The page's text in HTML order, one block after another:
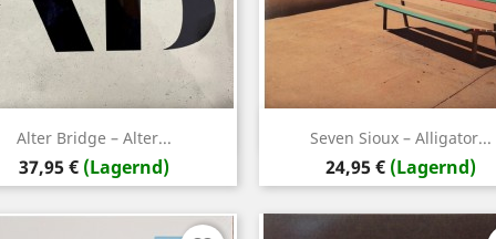
Alter Bridge – Alter...
Preis
37,95 € (Lagernd)
Vorschau Seven Sioux – Alligator...
Preis
24,95 € (Lagernd)
Vorschau